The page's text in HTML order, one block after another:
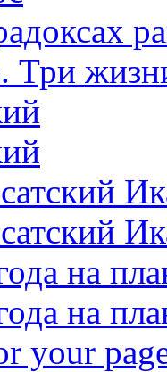
Три
на
на
your